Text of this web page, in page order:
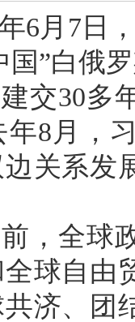
6月7日
国”白俄
交30多
8月，
关系发
，全球
球自由
济、团